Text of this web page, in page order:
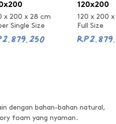
x 200 x 28 cm
Single Size
120x200
120 x 200
Full Size
dengan bahan-bahan natural,
foam yang nyaman.